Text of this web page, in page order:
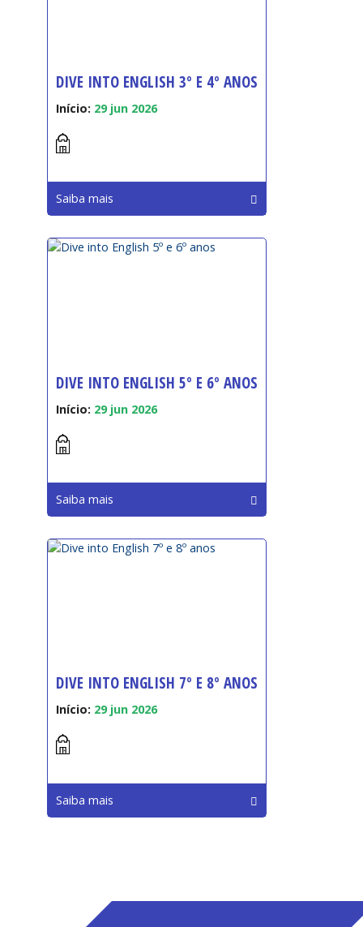
DIVE INTO ENGLISH 3º E 4º ANOS
Início: 29 jun 2026
Saiba mais
DIVE INTO ENGLISH 5º E 6º ANOS
Início: 29 jun 2026
Saiba mais
DIVE INTO ENGLISH 7º E 8º ANOS
Início: 29 jun 2026
Saiba mais